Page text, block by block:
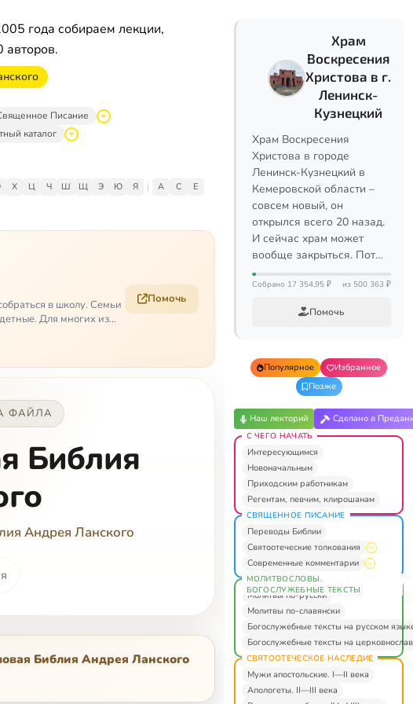
года собираем лекции,
Писание
каталог
Х Ц Ч Ш Щ Э Ю Я | A C
E
в школу. Семьи
Для многих из
Помочь
ФАЙЛА
Библия
Андрея Ланского
Библия Андрея Ланского
Храм
Воскресения
Христова в г.
Ленинск-
Кузнецкий
Храм Воскресения
Христова в городе
Ленинск-Кузнецкий в
Кемеровской области –
совсем новый, он
открылся всего 20 назад.
И сейчас храм может
вообще закрыться. Пот…
Собрано 17 354,95 ₽ из 500 363 ₽
Помочь
Популярное
Избранное
Позже
Наш лекторий Сделано в
С ЧЕГО НАЧАТЬ
Интересующимся
Новоначальным
Приходским работникам
Регентам, певчим, клирошанам
СВЯЩЕННОЕ ПИСАНИЕ
Переводы Библии
Святоотеческие толкования
Современные комментарии
МОЛИТВОСЛОВЫ.
БОГОСЛУЖЕБНЫЕ ТЕКСТЫ
Молитвы по-русски
Молитвы по-славянски
Богослужебные тексты на русском
Богослужебные тексты на
СВЯТООТЕЧЕСКОЕ НАСЛЕДИЕ
Мужи апостольские. I—II века
Апологеты. II—III века